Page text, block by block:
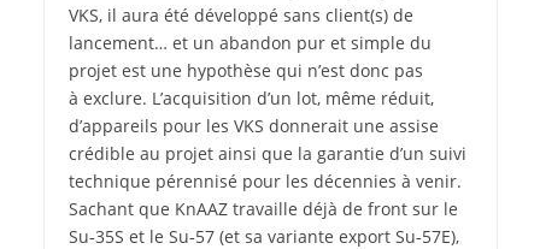
VKS, il aura été développé sans client(s) de
lancement… et un abandon pur et simple du
projet est une hypothèse qui n’est donc pas
à exclure. L’acquisition d’un lot, même réduit,
d’appareils pour les VKS donnerait une assise
crédible au projet ainsi que la garantie d’un suivi
technique pérennisé pour les décennies à venir.
Sachant que KnAAZ travaille déjà de front sur le
Su‑35S et le Su‑57 (et sa variante export Su‑57E),